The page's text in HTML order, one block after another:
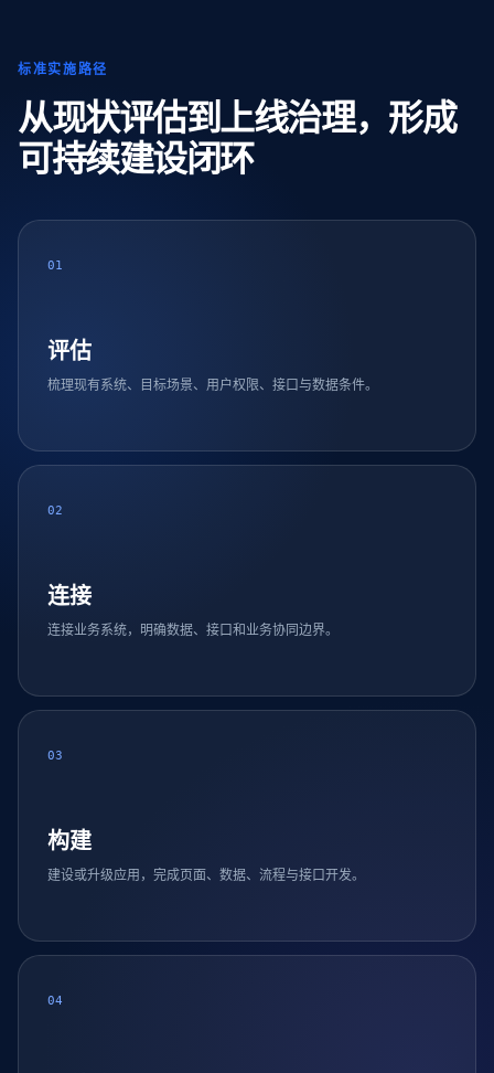
标准实施路径
从现状评估到上线治理，形成
可持续建设闭环
01
评估
梳理现有系统、目标场景、用户权限、接口与数据条件。
02
连接
连接业务系统，明确数据、接口和业务协同边界。
03
构建
建设或升级应用，完成页面、数据、流程与接口开发。
04